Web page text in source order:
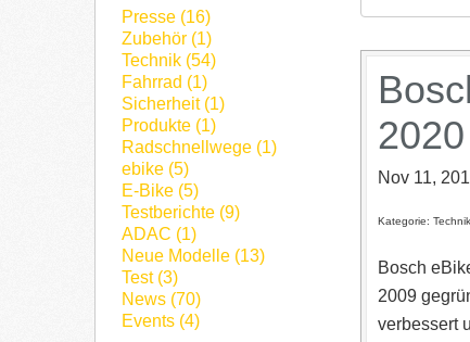
Presse (16)
Zubehör (1)
Technik (54)
Fahrrad (1)
Sicherheit (1)
Produkte (1)
Radschnellwege (1)
ebike (5)
E-Bike (5)
Testberichte (9)
ADAC (1)
Neue Modelle (13)
Test (3)
News (70)
Events (4)
2020
Nov 11,
Kategorie:
Bosch
2009
verbessert